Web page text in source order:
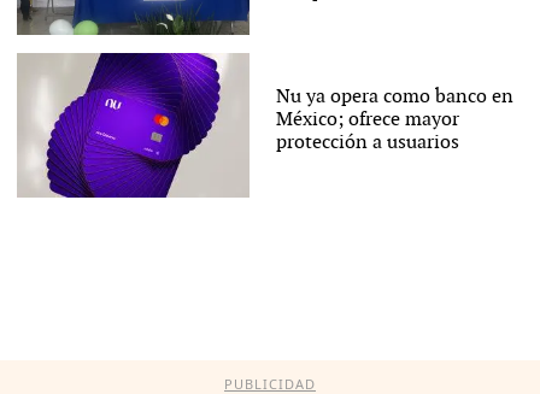
Nu ya opera como banco en
México; ofrece mayor
protección a usuarios
PUBLICIDAD